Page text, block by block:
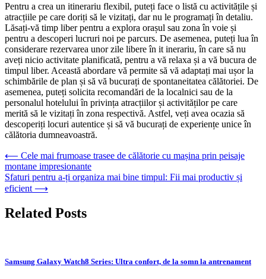
Pentru a crea un itinerariu flexibil, puteți face o listă cu activitățile și
atracțiile pe care doriți să le vizitați, dar nu le programați în detaliu.
Lăsați-vă timp liber pentru a explora orașul sau zona în voie și
pentru a descoperi lucruri noi pe parcurs. De asemenea, puteți lua în
considerare rezervarea unor zile libere în it inerariu, în care să nu
aveți nicio activitate planificată, pentru a vă relaxa și a vă bucura de
timpul liber. Această abordare vă permite să vă adaptați mai ușor la
schimbările de plan și să vă bucurați de spontaneitatea călătoriei. De
asemenea, puteți solicita recomandări de la localnici sau de la
personalul hotelului în privința atracțiilor și activităților pe care
merită să le vizitați în zona respectivă. Astfel, veți avea ocazia să
descoperiți locuri autentice și să vă bucurați de experiențe unice în
călătoria dumneavoastră.
Navigare
în
articole
⟵ Cele mai frumoase trasee de călătorie cu mașina prin peisaje
montane impresionante
Sfaturi pentru a-ți organiza mai bine timpul: Fii mai productiv și
eficient ⟶
Related Posts
Samsung Galaxy Watch8 Series: Ultra confort, de la somn la antrenament